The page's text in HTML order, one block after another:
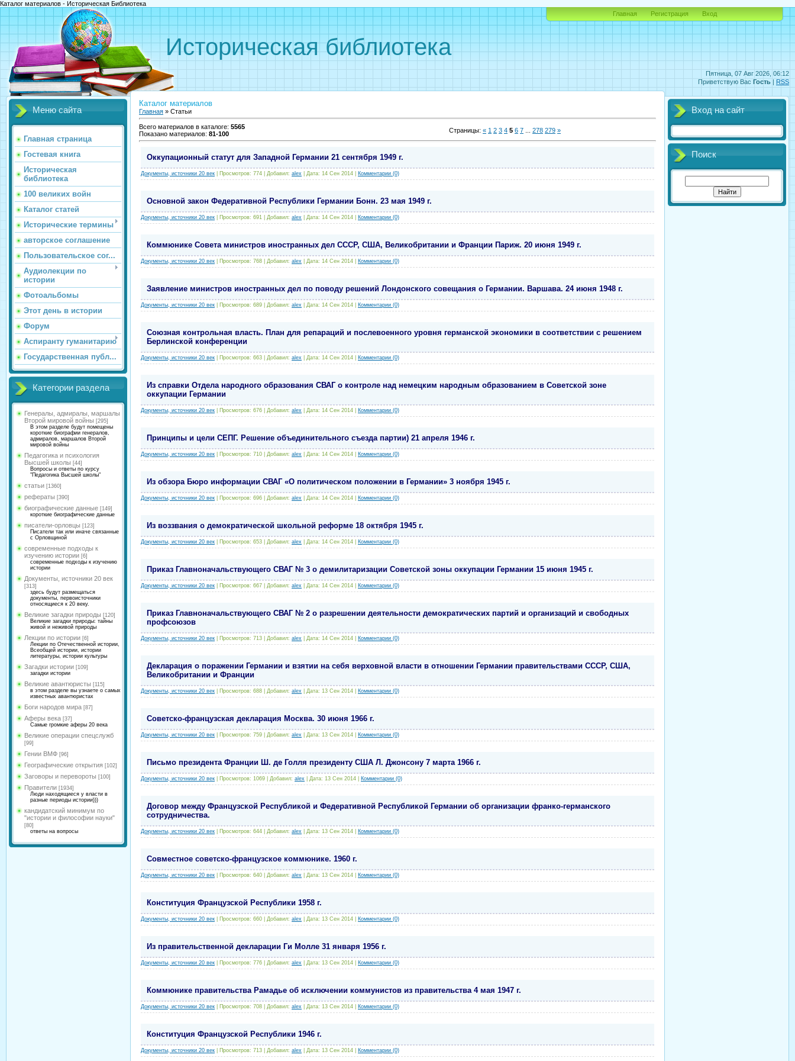
Каталог материалов - Историческая Библиотека
Пятница, 07 Авг 2026, 06:12
Приветствую Вас Гость | RSS
Историческая библиотека
Главная Регистрация Вход
Меню сайта
Главная страница
Гостевая книга
Историческая
библиотека
100 великих войн
Каталог статей
Исторические термины
авторское соглашение
Пользовательское сог...
Аудиолекции по
истории
Фотоальбомы
Этот день в истории
Форум
Аспиранту гуманитарию
Государственная публ...
Категории раздела
Генералы, адмиралы, маршалы
Второй мировой войны [295]
В этом разделе будут помещены
короткие биографии генералов,
адмиралов, маршалов Второй
мировой войны
Педагогика и психология
Высшей школы [44]
Вопросы и ответы по курсу
"Педагогика Высшей школы"
статьи [1360]
рефераты [390]
биографические данные [149]
короткие биографические данные
писатели-орловцы [123]
Писатели так или иначе связанные
с Орловщиной
современные подходы к
изучению истории [6]
современные подходы к изучению
истории
Документы, источники 20 век
[313]
здесь будут размещаться
документы, первоисточники
относящиеся к 20 веку.
Великие загадки природы [120]
Великие загадки природы: тайны
живой и неживой природы
Лекции по истории [6]
Лекции по Отечественной истории,
Всеобщей истории, истории
литературы, истории культуры
Загадки истории [109]
загадки истории
Великие авантюристы [115]
в этом разделе вы узнаете о самых
известных авантюристах
Боги народов мира [87]
Аферы века [37]
Самые громкие аферы 20 века
Великие операции спецслужб
[99]
Гении ВМФ [96]
Географические открытия [102]
Заговоры и перевороты [100]
Правители [1934]
Люди находящиеся у власти в
разные периоды истории)))
кандидатский минимум по
"истории и философии науки"
[80]
ответы на вопросы
Каталог материалов
Главная » Статьи
Всего материалов в каталоге: 5565
Показано материалов: 81-100 Страницы: « 1 2 3 4 5 6 7 278 279 »
Оккупационный статут для Западной Германии 21 сентября 1949 г.
Документы, источники 20 век Просмотров: 774 Добавил: alex Дата: 14 Сен 2014 Комментарии (0)
Основной закон Федеративной Республики Германии Бонн. 23 мая 1949 г.
Документы, источники 20 век Просмотров: 691 Добавил: alex Дата: 14 Сен 2014 Комментарии (0)
Коммюнике Совета министров иностранных дел СССР, США, Великобритании и Франции Париж. 20 июня 1949 г.
Документы, источники 20 век Просмотров: 768 Добавил: alex Дата: 14 Сен 2014 Комментарии (0)
Заявление министров иностранных дел по поводу решений Лондонского совещания о Германии. Варшава. 24 июня 1948 г.
Документы, источники 20 век Просмотров: 689 Добавил: alex Дата: 14 Сен 2014 Комментарии (0)
Союзная контрольная власть. План для репараций и послевоенного уровня германской экономики в соответствии с решением
Берлинской конференции
Документы, источники 20 век Просмотров: 663 Добавил: alex Дата: 14 Сен 2014 Комментарии (0)
Из справки Отдела народного образования СВАГ о контроле над немецким народным образованием в Советской зоне
оккупации Германии
Документы, источники 20 век Просмотров: 676 Добавил: alex Дата: 14 Сен 2014 Комментарии (0)
Принципы и цели СЕПГ. Решение объединительного съезда партии) 21 апреля 1946 г.
Документы, источники 20 век Просмотров: 710 Добавил: alex Дата: 14 Сен 2014 Комментарии (0)
Из обзора Бюро информации СВАГ «О политическом положении в Германии» 3 ноября 1945 г.
Документы, источники 20 век Просмотров: 696 Добавил: alex Дата: 14 Сен 2014 Комментарии (0)
Из воззвания о демократической школьной реформе 18 октября 1945 г.
Документы, источники 20 век Просмотров: 653 Добавил: alex Дата: 14 Сен 2014 Комментарии (0)
Приказ Главноначальствующего СВАГ № 3 о демилитаризации Советской зоны оккупации Германии 15 июня 1945 г.
Документы, источники 20 век Просмотров: 667 Добавил: alex Дата: 14 Сен 2014 Комментарии (0)
Приказ Главноначальствующего СВАГ № 2 о разрешении деятельности демократических партий и организаций и свободных
профсоюзов
Документы, источники 20 век Просмотров: 713 Добавил: alex Дата: 14 Сен 2014 Комментарии (0)
Декларация о поражении Германии и взятии на себя верховной власти в отношении Германии правительствами СССР, США,
Великобритании и Франции
Документы, источники 20 век Просмотров: 688 Добавил: alex Дата: 13 Сен 2014 Комментарии (0)
Советско-французская декларация Москва. 30 июня 1966 г.
Документы, источники 20 век Просмотров: 759 Добавил: alex Дата: 13 Сен 2014 Комментарии (0)
Письмо президента Франции Ш. де Голля президенту США Л. Джонсону 7 марта 1966 г.
Документы, источники 20 век Просмотров: 1069 Добавил: alex Дата: 13 Сен 2014 Комментарии (0)
Договор между Французской Республикой и Федеративной Республикой Германии об организации франко-германского
сотрудничества.
Документы, источники 20 век Просмотров: 644 Добавил: alex Дата: 13 Сен 2014 Комментарии (0)
Совместное советско-французское коммюнике. 1960 г.
Документы, источники 20 век Просмотров: 640 Добавил: alex Дата: 13 Сен 2014 Комментарии (0)
Конституция Французской Республики 1958 г.
Документы, источники 20 век Просмотров: 660 Добавил: alex Дата: 13 Сен 2014 Комментарии (0)
Из правительственной декларации Ги Молле 31 января 1956 г.
Документы, источники 20 век Просмотров: 776 Добавил: alex Дата: 13 Сен 2014 Комментарии (0)
Коммюнике правительства Рамадье об исключении коммунистов из правительства 4 мая 1947 г.
Документы, источники 20 век Просмотров: 708 Добавил: alex Дата: 13 Сен 2014 Комментарии (0)
Конституция Французской Республики 1946 г.
Документы, источники 20 век Просмотров: 713 Добавил: alex Дата: 13 Сен 2014 Комментарии (0)
Вход на сайт
Поиск